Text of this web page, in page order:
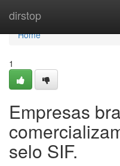
dirstop
Home
Home
1
Empresas
selo SIF.